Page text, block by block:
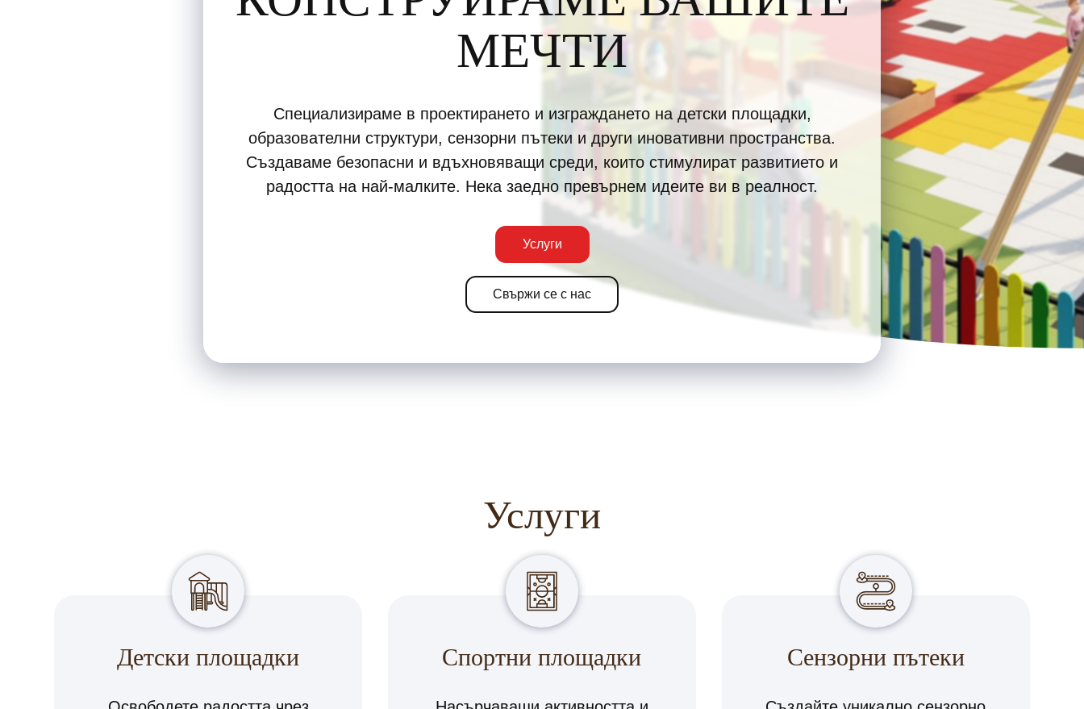
МЕЧТИ
Специализираме в проектирането и изграждането на детски площадки,
образователни структури, сензорни пътеки и други иновативни пространства.
Създаваме безопасни и вдъхновяващи среди, които стимулират развитието и
радостта на най-малките. Нека заедно превърнем идеите ви в реалност.
Услуги
Свържи се с нас
Услуги
Детски площадки Спортни площадки Сензорни пътеки